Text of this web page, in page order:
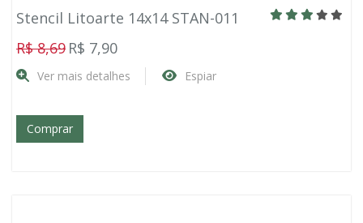
Stencil Litoarte 14x14 STAN-011
R$ 8,69 R$ 7,90
Ver mais detalhes Espiar
Comprar